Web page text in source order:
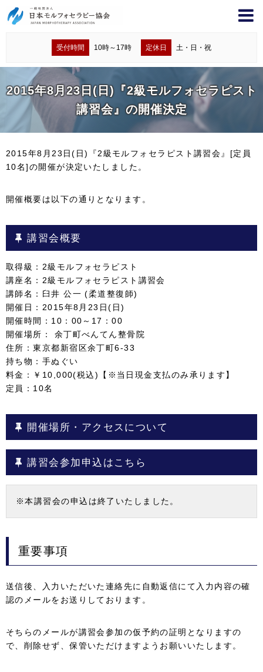
受付時間 10時～17時 定休日 土・日・祝
2015年8月23日(日)『2級モルフォセラピスト
講習会』の開催決定
2015年8月23日(日)『2級モルフォセラピスト講習会』[定員
10名]の開催が決定いたしました。
開催概要は以下の通りとなります。
講習会概要
取得級：2級モルフォセラピスト
講座名：2級モルフォセラピスト講習会
講師名：臼井 公一 (柔道整復師)
開催日：2015年8月23日(日)
開催時間：10：00～17：00
開催場所： 余丁町べんてん整骨院
住所：東京都新宿区余丁町6-33
持ち物：手ぬぐい
料金：￥10,000(税込)【※当日現金支払のみ承ります】
定員：10名
開催場所・アクセスについて
講習会参加申込はこちら
※本講習会の申込は終了いたしました。
重要事項
送信後、入力いただいた連絡先に自動返信にて入力内容の確
認のメールをお送りしております。
そちらのメールが講習会参加の仮予約の証明となりますの
で、削除せず、保管いただけますようお願いいたします。